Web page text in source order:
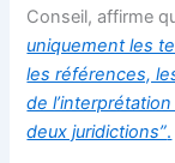
Conseil, affirme
uniquement les
les références,
de
deux juridictions”.